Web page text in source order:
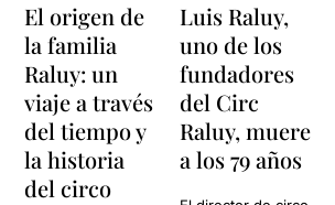
El origen de
la familia
Raluy: un
viaje a través
del tiempo y
la historia
del circo
Luis Raluy,
uno de los
fundadores
del Circ
Raluy, muere
a los 79 años